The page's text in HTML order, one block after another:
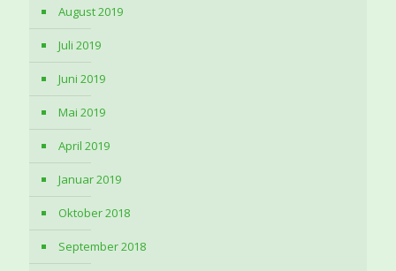
August 2019
Juli 2019
Juni 2019
Mai 2019
April 2019
Januar 2019
Oktober 2018
September 2018